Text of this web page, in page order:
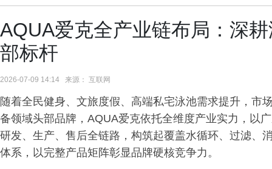
AQUA爱克全产业链布局：深
部标杆
2026-07-09 14:14 来源： 互联网
随着全民健身、文旅度假、高端私宅泳池需求提升，市
备领域头部品牌，AQUA爱克依托全维度产业实力，以
研发、生产、售后全链路，构筑起覆盖水循环、过滤、
体系，以完整产品矩阵彰显品牌硬核竞争力。